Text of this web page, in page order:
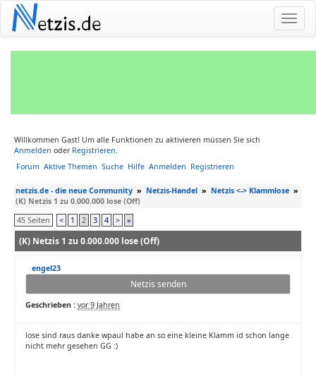
Netzis.de
Willkommen Gast! Um alle Funktionen zu aktivieren müssen Sie sich
Anmelden oder Registrieren.
Forum Aktive Themen Suche Hilfe Anmelden Registrieren
netzis.de - die neue Community » Netzis-Handel » Netzis <-> Klammlose »
(K) Netzis 1 zu 0.000.000 lose (Off)
45 Seiten
< 1 2 3 4 > »
(K) Netzis 1 zu 0.000.000 lose (Off)
engel23
Netzis senden
Geschrieben : vor 9 Jahren
lose sind raus danke wpaul habe an so eine kleine Klamm id schon lange
nicht mehr gesehen GG :)